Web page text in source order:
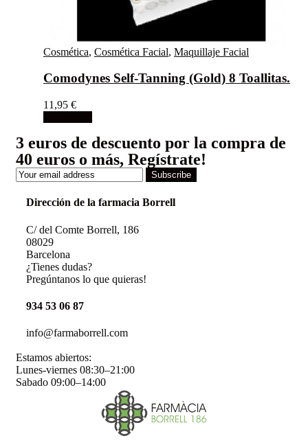
Cosmética, Cosmética Facial, Maquillaje Facial
Comodynes Self-Tanning (Gold) 8 Toallitas.
11,95 €
3 euros de descuento por la compra de
40 euros o más, Regístrate!
Subscribe
Dirección de la farmacia Borrell
C/ del Comte Borrell, 186
08029
Barcelona
¿Tienes dudas?
Pregúntanos lo que quieras!
934 53 06 87
info@farmaborrell.com
Estamos abiertos:
Lunes-viernes 08:30–21:00
Sabado 09:00–14:00